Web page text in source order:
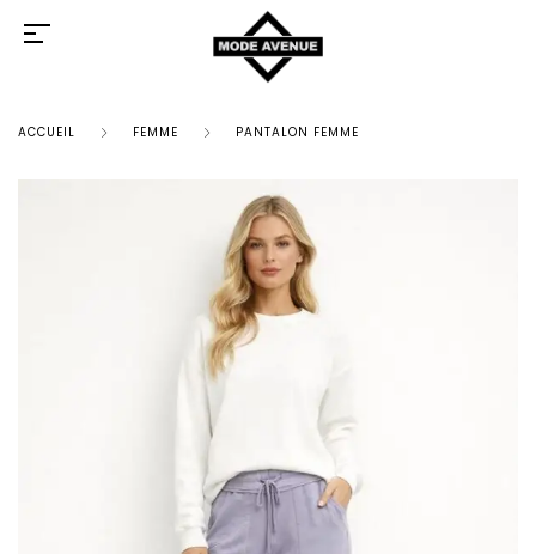
ACCUEIL FEMME PANTALON FEMME